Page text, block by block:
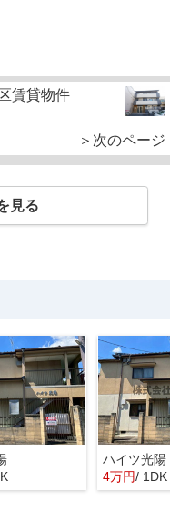
賃貸物件
＞次のページ
見る
ハイツ光陽
4万円/ 1DK